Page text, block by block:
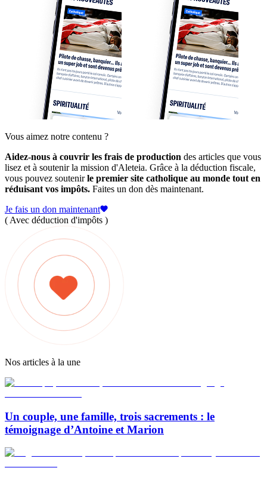
Vous aimez notre contenu ?
Aidez-nous à couvrir les frais de production des articles que vous
lisez et à soutenir la mission d'Aleteia. Grâce à la déduction fiscale,
vous pouvez soutenirle premier site catholique au monde tout en
réduisant vos impôts. Faites un don dès maintenant.
Je fais un don maintenant
( Avec déduction d'impôts )
Nos articles à la une
Un couple, une famille, trois sacrements : le
témoignage d’Antoine et Marion